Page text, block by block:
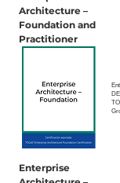
Architecture –
Foundation and
Practitioner
Enterprise